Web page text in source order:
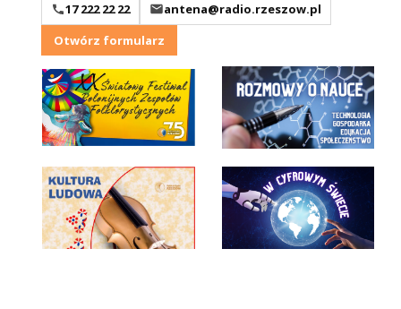
17 222 22 22
antena@radio.rzeszow.pl
Otwórz formularz